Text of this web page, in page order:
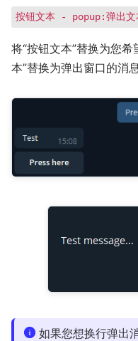
按钮文本 - popup:弹出文
将“按钮文本”替换为您
本”替换为弹出窗口的消
如果您想换行弹出